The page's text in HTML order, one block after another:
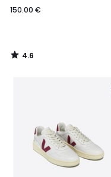
150.00 €
4.6
/